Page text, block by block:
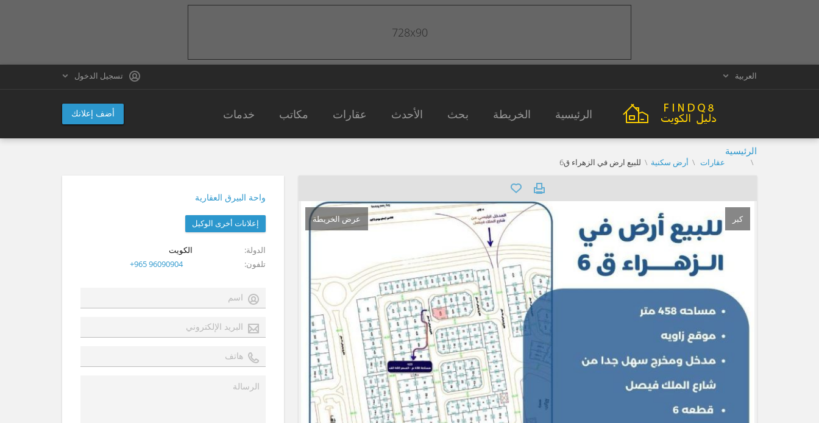
العربية تسجيل الدخول
أضف إعلانك الرئيسية الخريطة بحث الأحدث عقارات مكاتب خدمات
الرئيسية
عقارات أرض سكنية للبيع ارض في الزهراء ق6
واحة البيرق العقارية
إعلانات أخرى الوكيل
الدولة
الكويت
تلفون
+965 96090904
كبر عرض الخريطة
728x90